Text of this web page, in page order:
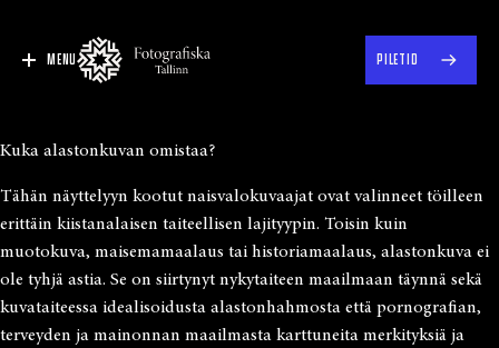
MENU PILETID
Kuka alastonkuvan omistaa?
Tähän näyttelyyn kootut naisvalokuvaajat ovat valinneet töilleen
erittäin kiistanalaisen taiteellisen lajityypin. Toisin kuin
muotokuva, maisemamaalaus tai historiamaalaus, alastonkuva ei
ole tyhjä astia. Se on siirtynyt nykytaiteen maailmaan täynnä sekä
kuvataiteessa idealisoidusta alastonhahmosta että pornografian,
terveyden ja mainonnan maailmasta karttuneita merkityksiä ja